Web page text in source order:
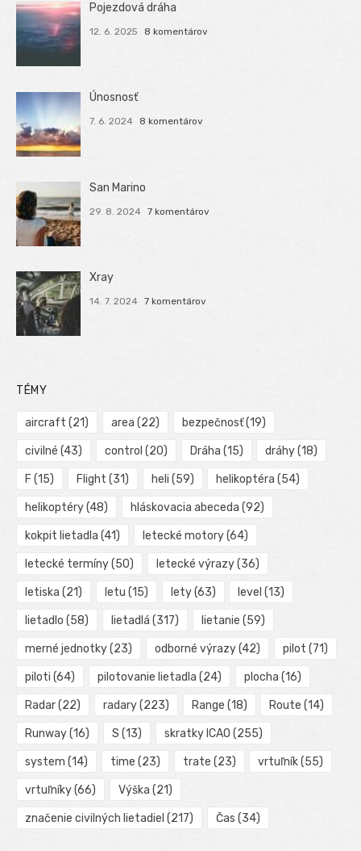
Pojezdová dráha
12. 6. 2025 8 komentárov
Únosnosť
7. 6. 2024 8 komentárov
San Marino
29. 8. 2024 7 komentárov
Xray
14. 7. 2024 7 komentárov
TÉMY
aircraft (21) area (22) bezpečnosť(19)
civilné (43) control (20) Dráha (15) dráhy(18)
F (15) Flight (31) heli (59) helikoptéra (54)
helikoptéry(48) hláskovacia abeceda (92)
kokpit lietadla (41) letecké motory(64)
letecké termíny(50) letecké výrazy(36)
letiska (21) letu (15) lety(63) level (13)
lietadlo (58) lietadlá (317) lietanie (59)
merné jednotky(23) odborné výrazy(42) pilot (71)
piloti (64) pilotovanie lietadla (24) plocha (16)
Radar(22) radary(223) Range (18) Route (14)
Runway(16) S (13) skratky ICAO (255)
system (14) time (23) trate (23) vrtuľník(55)
vrtuľníky(66) Výška (21)
značenie civilných lietadiel (217) Čas (34)